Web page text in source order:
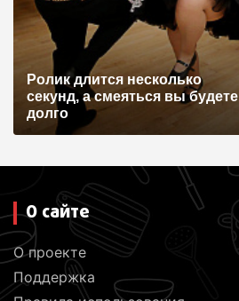
Ролик длится несколько
секунд, а смеяться вы будете
долго
О сайте
О проекте
Поддержка